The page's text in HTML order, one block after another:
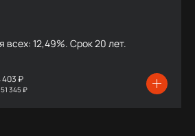
всех: 12,49%. Срок 20 лет.
403 ₽
345 ₽